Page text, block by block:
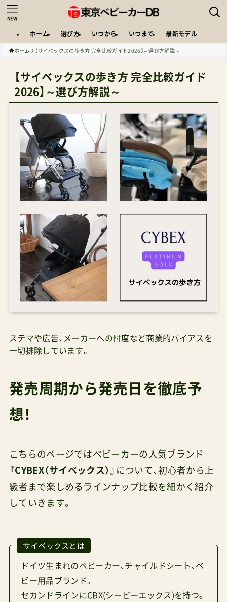
NEW
ホーム 選び方 いつから いつまで 最新モデル
ホーム 【サイベックスの歩き方 完全比較ガイド2026】～選び方解説～
【サイベックスの歩き方 完全比較ガイド
2026】～選び方解説～
ステマや広告、メーカーへの忖度など商業的バイアスを
一切排除しています。
発売周期から発売日を徹底予
想！
こちらのページではベビーカーの人気ブランド
『CYBEX（サイベックス） 』について、初心者から上
級者まで楽しめるラインナップ比較を細かく紹介
していきます。
サイベックスとは
ドイツ生まれのベビーカー、チャイルドシート、ベ
ビー用品ブランド。
セカンドラインにCBX(シービーエックス)を持つ。